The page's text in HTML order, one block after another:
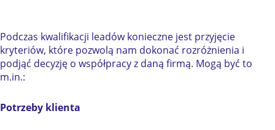
Podczas kwalifikacji leadów konieczne jest przyjęcie
kryteriów, które pozwolą nam dokonać rozróżnienia i
podjąć decyzję o współpracy z daną firmą. Mogą być to
m.in.:
Potrzeby klienta